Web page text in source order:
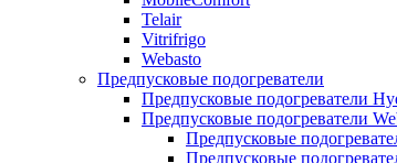
Telair
Vitrifrigo
Webasto
Предпусковые подогреватели
Предпусковые подогреватели
Предпусковые подогреватели
Предпусковые
Предпусковые